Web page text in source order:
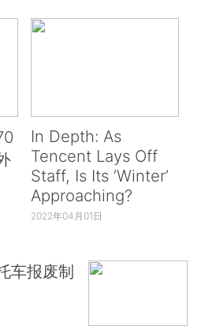
In Depth: As
Tencent Lays Off
Staff, Is Its ‘Winter’
Approaching?
2022年04月01日
车报废制